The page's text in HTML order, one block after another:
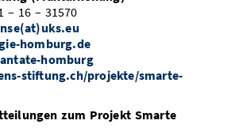
– 16 – 31570
homburg.de
homburg
stiftung.ch/projekte/smarte-
zum Projekt Smarte